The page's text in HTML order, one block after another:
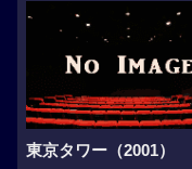
東京タワー（2001）